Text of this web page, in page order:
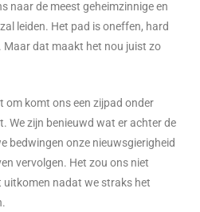
naar de meest geheimzinnige en
leiden. Het pad is oneffen, hard
Maar dat maakt het nou juist zo
om komt ons een zijpad onder
We zijn benieuwd wat er achter de
bedwingen onze nieuwsgierigheid
vervolgen. Het zou ons niet
uitkomen nadat we straks het